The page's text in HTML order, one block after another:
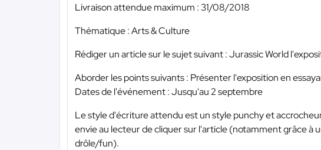
Livraison attendue maximum : 31/08/2018
Thématique : Arts & Culture
Rédiger un article sur le sujet suivant : Jurassic World
Aborder les points suivants : Présenter l'exposition en
Dates de l'événement : Jusqu'au 2 septembre
Le style d'écriture attendu est un style punchy et
envie au lecteur de cliquer sur l'article (notamment grâce à
drôle/fun).